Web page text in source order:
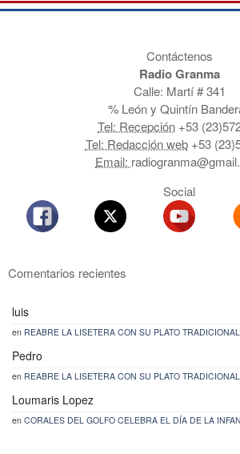
Contáctenos
Radio Granma
Calle: Martí # 341
% León y Quintín
Tel: Recepción +53
Tel: Redacción web+53
Email:
Social
Comentarios recientes
luis
en REABRE LA LISETERA CON SU PLATO TRADICIONAL
Pedro
en REABRE LA LISETERA CON SU PLATO TRADICIONAL
Loumaris Lopez
en CORALES DEL GOLFO CELEBRA EL DÍA DE LA